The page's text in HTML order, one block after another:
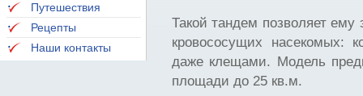
Путешествия
Рецепты
Наши контакты
Такой тандем позволяет
кровососущих насекомых:
даже клещами. Модель
площади до 25 кв.м.